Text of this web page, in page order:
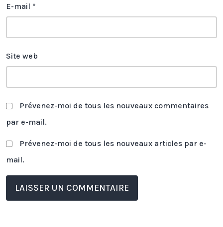
E-mail *
Site web
Prévenez-moi de tous les nouveaux commentaires
par e-mail.
Prévenez-moi de tous les nouveaux articles par e-
mail.